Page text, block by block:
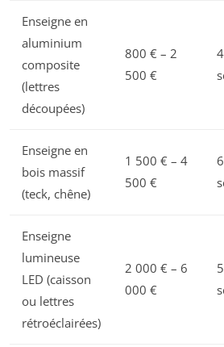
Enseigne en
aluminium
composite
(lettres
découpées)
800 € – 2
500 €
Enseigne en
bois massif
(teck, chêne)
1 500 € – 4
500 €
Enseigne
lumineuse
LED (caisson
ou lettres
rétroéclairées)
2 000 € – 6
000 €